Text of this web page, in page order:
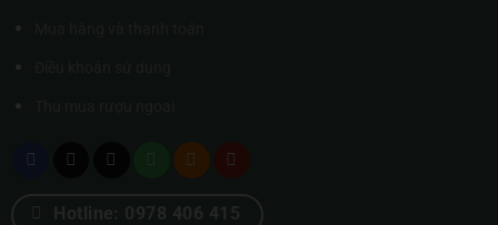
Hotline: 0978 406 415